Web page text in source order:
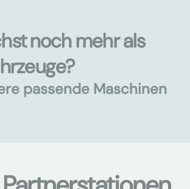
noch mehr als
passende Maschinen